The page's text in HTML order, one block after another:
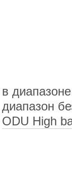
в
диапазон
ODU High